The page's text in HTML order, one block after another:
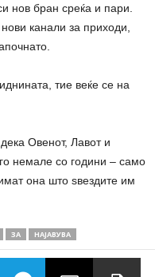
нов бран среќа и пари.
канали за приходи,
тие веќе се на
Овенот, Лавот и
немале со години – само
она што ѕвездите им
ЗА НАЈАВУВА